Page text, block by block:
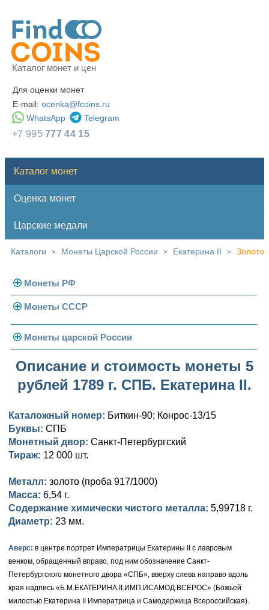
Каталог монет и цен
Для оценки монет
E-mail: ocenka@fcoins.ru
WhatsApp
Telegram
+7 995777 44 15
Каталог монет
Оценка монет
Царские медали
Каталоги > Монеты Царской России > Екатерина II > Золото
Монеты РФ
Современная Россия
Монеты 1991-1993 гг.
Монеты СССР
Погодовка СССР
Монеты 1958 года
Золотые червонцы
Памятные и юбилейные
Монеты царской России
Николай II (1894-1917)
Золото
Серебро
Германская оккупация
Для Финляндии
Памятные и донативные
Александр III (1881-1894)
Золото
Серебро
Медь
Для Финляндии
Памятные и донативные
Александр II (1855-1881)
Золото
Серебро
Медь
Для Финляндии
Николай I (1825-1855)
Платина, золото
Серебро
Медь
Русско-Польские
Для Польши
Александр I (1801-1825)
Золото
Серебро
Для Грузии
Для Польши
Павел I (1796-1801)
Золото
Медь
Екатерина II (1762-1796)
Серебро
Медь
Елизавета I (1741-1762)
Золото
Иоанн Антонович (1740-1741)
Описание и стоимость монеты 5
рублей 1789 г. СПБ. Екатерина II.
Каталожный номер: Биткин-90; Конрос-13/15
Буквы: СПБ
Монетный двор: Санкт-Петербургский
Тираж: 12 000 шт.
Металл: золото (проба 917/1000)
Масса: 6,54 г.
Содержание химически чистого металла: 5,99718 г.
Диаметр: 23 мм.
Аверс: в центре портрет Императрицы Екатерины II с лавровым
венком, обращенный вправо, под ним обозначение Санкт-
Петербургского монетного двора «СПБ», вверху слева направо вдоль
края надпись «Б.М.ЕКАТЕРИНА.II.ИМП.ИСАМОД.ВСЕРОС» (Божьей
милостью Екатерина II Императрица и Самодержица Всероссийская).